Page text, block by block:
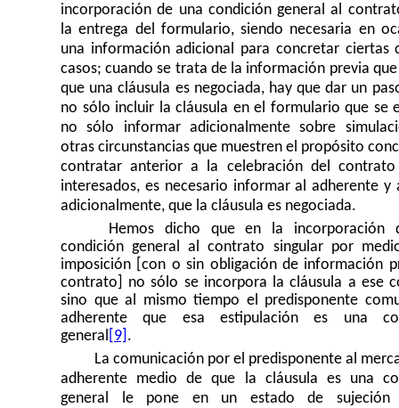
incorporación de una condición general al
la entrega del formulario, siendo necesaria en
una información adicional para concretar ciertas
casos; cuando se trata de la información previa
que una cláusula es negociada, hay que dar un
no sólo incluir la cláusula en el formulario que se
no sólo informar adicionalmente sobre
otras circunstancias que muestren el propósito
contratar anterior a la celebración del
interesados, es necesario informar al adherente y
adicionalmente, que la cláusula es negociada.
Hemos dicho que en la incorporación
condición general al contrato singular por
imposición [con o sin obligación de información
contrato] no sólo se incorpora la cláusula a ese
sino que al mismo tiempo el predisponente
adherente que esa estipulación es una
general [9] .
La comunicación por el predisponente al
adherente medio de que la cláusula es una
general le pone en un estado de